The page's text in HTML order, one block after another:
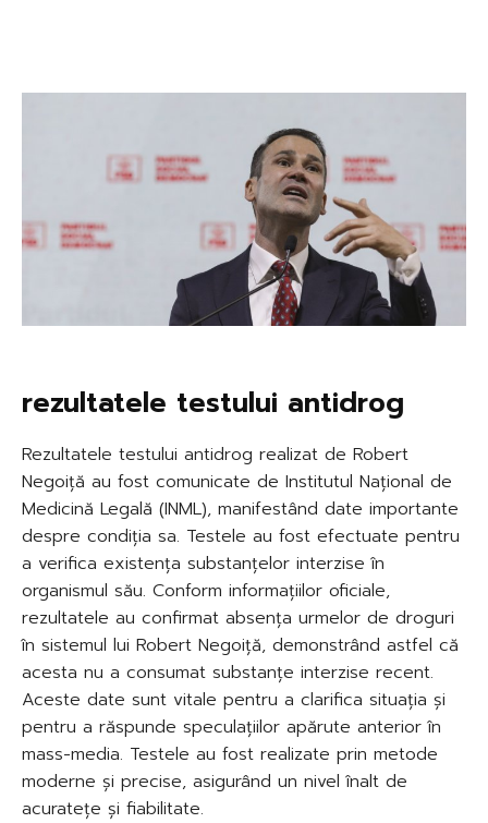
rezultatele testului antidrog
Rezultatele testului antidrog realizat de Robert
Negoiță au fost comunicate de Institutul Național de
Medicină Legală (INML), manifestând date importante
despre condiția sa. Testele au fost efectuate pentru
a verifica existența substanțelor interzise în
organismul său. Conform informațiilor oficiale,
rezultatele au confirmat absența urmelor de droguri
în sistemul lui Robert Negoiță, demonstrând astfel că
acesta nu a consumat substanțe interzise recent.
Aceste date sunt vitale pentru a clarifica situația și
pentru a răspunde speculațiilor apărute anterior în
mass-media. Testele au fost realizate prin metode
moderne și precise, asigurând un nivel înalt de
acuratețe și fiabilitate.